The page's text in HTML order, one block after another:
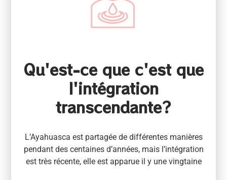
Qu'est-ce que c'est que
l'intégration
transcendante?
L’Ayahuasca est partagée de différentes manières
pendant des centaines d’années, mais l’intégration
est très récente, elle est apparue il y une vingtaine